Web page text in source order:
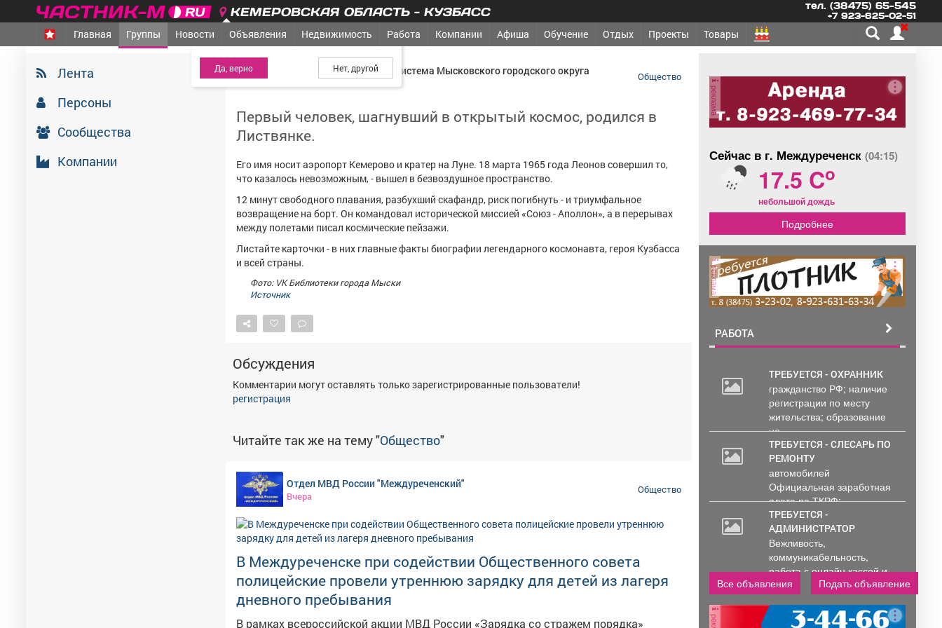
КЕМЕРОВСКАЯ ОБЛАСТЬ - КУЗБАСС
МЕЖДУРЕЧЕНСК - Ваш город?
тел. (38475) 65-545
+7 923-625-02-51
Главная Группы Новости Объявления Недвижимость Работа Компании Афиша Обучение Отдых Проекты Товары
Лента
Персоны
Сообщества
Компании
Централизованная библиотечная система Мысковского городского округа Общество
Первый человек, шагнувший в открытый космос, родился в
Листвянке.
Его имя носит аэропорт Кемерово и кратер на Луне. 18 марта 1965 года Леонов совершил то,
что казалось невозможным, - вышел в безвоздушное пространство.
12 минут свободного плавания, разбухший скафандр, риск погибнуть - и триумфальное
возвращение на борт. Он командовал исторической миссией «Союз - Аполлон», а в перерывах
между полетами писал космические пейзажи.
Листайте карточки - в них главные факты биографии легендарного космонавта, героя Кузбасса
и всей страны.
Фото: VK Библиотеки города Мыски
Источник
Обсуждения
Комментарии могут оставлять только зарегистрированные пользователи!
регистрация
Читайте так же на тему "Общество"
Отдел МВД России "Междуреченский"
Вчера
Общество
В Междуреченске при содействии Общественного совета
полицейские провели утреннюю зарядку для детей из лагеря
дневного пребывания
В рамках всероссийской акции МВД России «Зарядка со стражем порядка»
реклама
Сейчас в г. Междуреченск (04:15)
17.5 Co
небольшой дождь
Подробнее
реклама
РАБОТА
ТРЕБУЕТСЯ - ОХРАННИК
гражданство РФ; наличие
регистрации по месту
жительства; образование
не...
ТРЕБУЕТСЯ - СЛЕСАРЬ ПО
РЕМОНТУ
автомобилей
Официальная заработная
плата по ТКРФ;
социальные гарантии и
уверенность в...
ТРЕБУЕТСЯ -
АДМИНИСТРАТОР
Вежливость,
коммуникабельность,
работа с онлайн кассой и
ПК (программы...
Все объявления Подать объявление